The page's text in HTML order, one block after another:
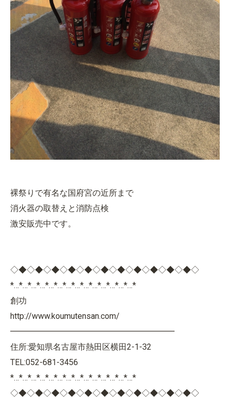
裸祭りで有名な国府宮の近所まで
消火器の取替えと消防点検
激安販売中です。
◇◆◇◆◇◆◇◆◇◆◇◆◇◆◇◆◇◆◇◆◇◆◇
*…*…*…*…*…*…*…*…*…*…*…*…*…*…*
創功
http://www.koumutensan.com/
━━━━━━━━━━━━━━━━━━━━
住所:愛知県名古屋市熱田区横田2-1-32
TEL:052-681-3456
*…*…*…*…*…*…*…*…*…*…*…*…*…*…*
◇◆◇◆◇◆◇◆◇◆◇◆◇◆◇◆◇◆◇◆◇◆◇